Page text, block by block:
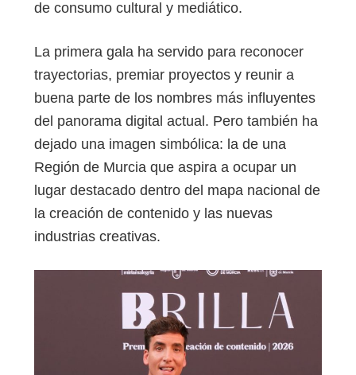
de consumo cultural y mediático.
La primera gala ha servido para reconocer
trayectorias, premiar proyectos y reunir a
buena parte de los nombres más influyentes
del panorama digital actual. Pero también ha
dejado una imagen simbólica: la de una
Región de Murcia que aspira a ocupar un
lugar destacado dentro del mapa nacional de
la creación de contenido y las nuevas
industrias creativas.